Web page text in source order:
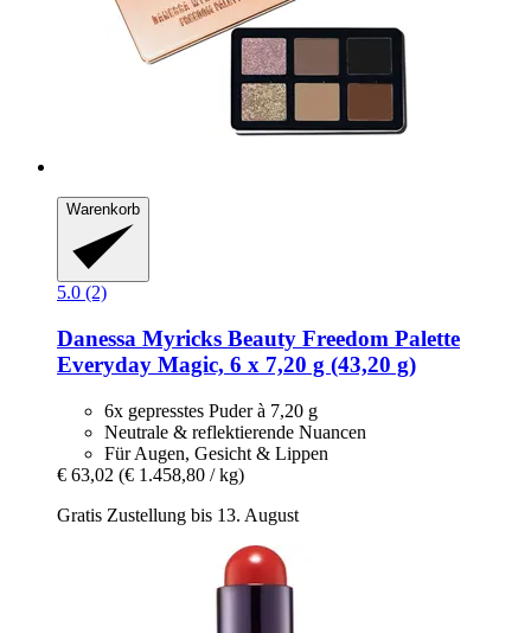
Warenkorb
5.0 (2)
Danessa Myricks Beauty Freedom Palette
Everyday Magic, 6 x 7,20 g (43,20 g)
6x gepresstes Puder à 7,20 g
Neutrale & reflektierende Nuancen
Für Augen, Gesicht & Lippen
€ 63,02 (€ 1.458,80 / kg)
Gratis Zustellung bis 13. August